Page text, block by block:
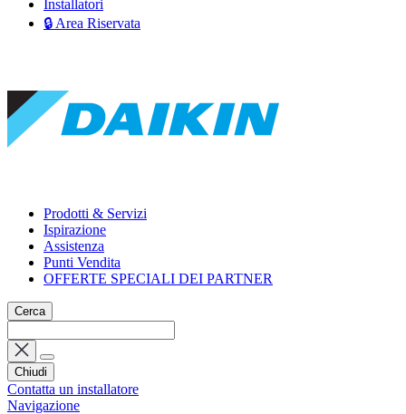
Installatori
🔒 Area Riservata
Prodotti & Servizi
Ispirazione
Assistenza
Punti Vendita
OFFERTE SPECIALI DEI PARTNER
Cerca
Chiudi
Contatta un installatore
Navigazione